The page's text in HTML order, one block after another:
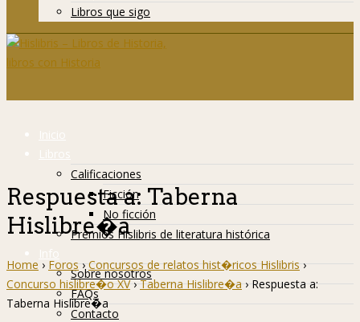
Libros que sigo
Inicio
Libros
Calificaciones
Ficción
No ficción
Premios Hislibris de literatura histórica
Info
Sobre nosotros
FAQs
Contacto
Respuesta a: Taberna
Hislibre�a
Home › Foros › Concursos de relatos hist�ricos Hislibris ›
Concurso hislibre�o XV › Taberna Hislibre�a › Respuesta a:
Taberna Hislibre�a